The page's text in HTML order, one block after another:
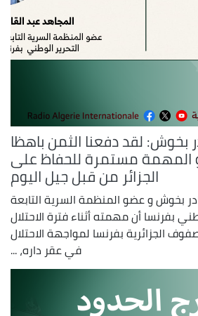
بخوش: لقد دفعنا الثمن باهظا
المهمة مستمرة للحفاظ على
الجزائر من قبل جيل اليوم
بخوش و عضو المنظمة السرية التابعة
بفرنسا أن مهمته أثناء فترة الاحتلال
الجزائرية بفرنسا لمواجهة الاحتلال
في عقر داره، ...